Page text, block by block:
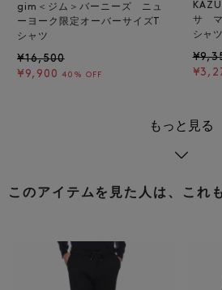
gim＜ジム＞バーニーズ ニュ
ーヨーク限定オーバーサイズT
シャツ
¥16,500
¥9,900 40% OFF
サ マ
シャツ
もっと見る
このアイテムを見た人は、これ